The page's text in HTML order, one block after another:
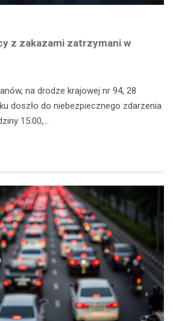
z zakazami zatrzymani w
na drodze krajowej nr 94, 28
doszło do niebezpiecznego zdarzenia
15:00,…